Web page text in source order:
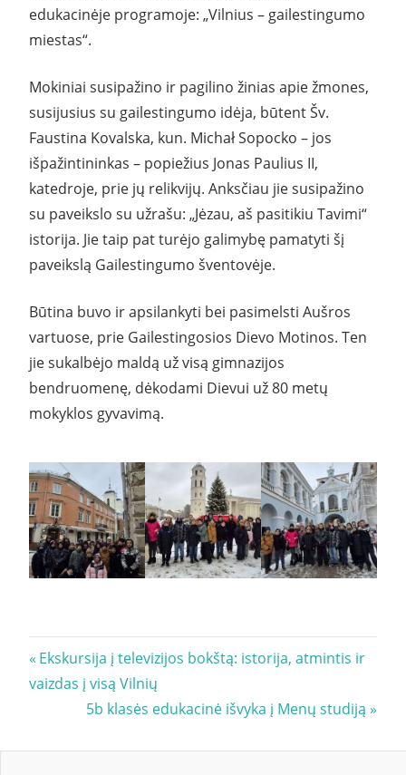
edukacinėje programoje: „Vilnius – gailestingumo
miestas“.
Mokiniai susipažino ir pagilino žinias apie žmones,
susijusius su gailestingumo idėja, būtent Šv.
Faustina Kovalska, kun. Michał Sopocko – jos
išpažintininkas – popiežius Jonas Paulius II,
katedroje, prie jų relikvijų. Anksčiau jie susipažino
su paveikslo su užrašu: „Jėzau, aš pasitikiu Tavimi“
istorija. Jie taip pat turėjo galimybę pamatyti šį
paveikslą Gailestingumo šventovėje.
Būtina buvo ir apsilankyti bei pasimelsti Aušros
vartuose, prie Gailestingosios Dievo Motinos. Ten
jie sukalbėjo maldą už visą gimnazijos
bendruomenę, dėkodami Dievui už 80 metų
mokyklos gyvavimą.
Navigacija
tarp
Previous
Post:
Ekskursija į televizijos bokštą: istorija, atmintis ir
vaizdas į visą Vilnių
Next
5b klasės edukacinė išvyka į Menų studiją